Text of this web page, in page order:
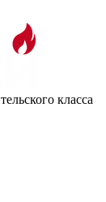
класса